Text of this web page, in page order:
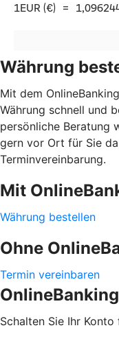
Währung
Mit dem
Währung schnell und
persönliche Beratung
gern vor Ort für Sie
Terminvereinbarung.
Mit
Währung bestellen
Ohne
Termin vereinbaren
Schalten Sie Ihr